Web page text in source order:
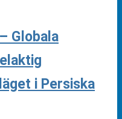
Globala
i Persiska